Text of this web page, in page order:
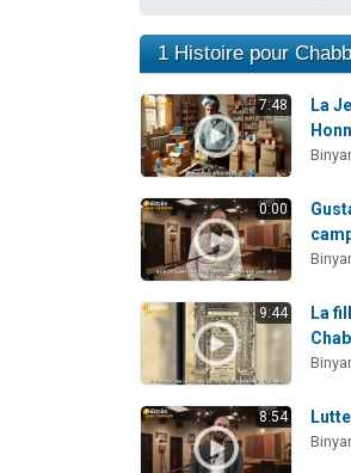
1 Histoire pour
7:48
La
0:00
9:44
La
8:54